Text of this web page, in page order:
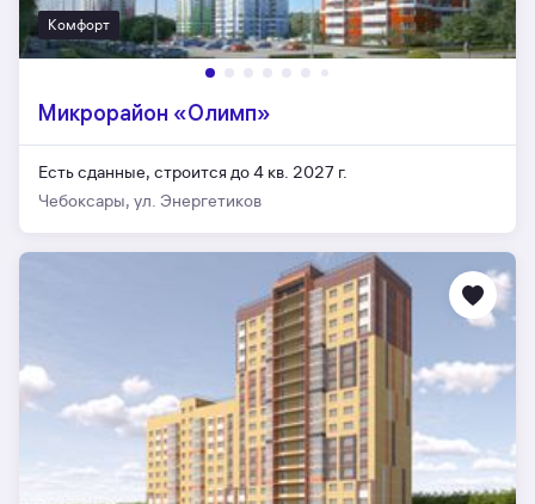
Комфорт
Микрорайон «Олимп»
Есть сданные, строится до 4 кв. 2027 г.
Чебоксары, ул. Энергетиков